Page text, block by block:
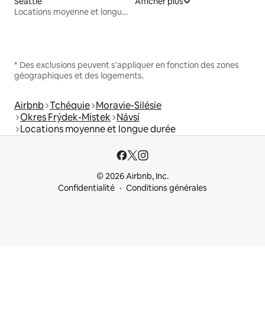
Locations moyenne et longue durée
* Des exclusions peuvent s'appliquer en fonction des zones
géographiques et des logements.
Airbnb Tchéquie Moravie-Silésie
Okres Frýdek-Místek Návsí
Locations moyenne et longue durée
© 2026 Airbnb, Inc.
Confidentialité
Conditions générales